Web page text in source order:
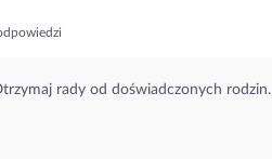
rady od doświadczonych rodzin.